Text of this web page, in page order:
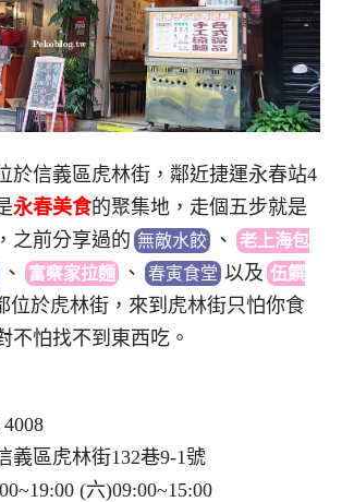
於信義區虎林街，鄰近捷運永春站4
永春美食的聚集地，走個五步就是
之前分享過的 無敵水餃 、
老上海包
、 富察家拉麵 、 春寅食堂 以及 伍饌
位於虎林街，來到虎林街只怕你食
不怕找不到東西吃。
義區虎林街132巷9-1號
(六)09:00~15:00